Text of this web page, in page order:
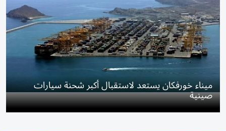
ميناء خورفكان يستعد لاستقبال أكبر شحنة سيارات
صينية